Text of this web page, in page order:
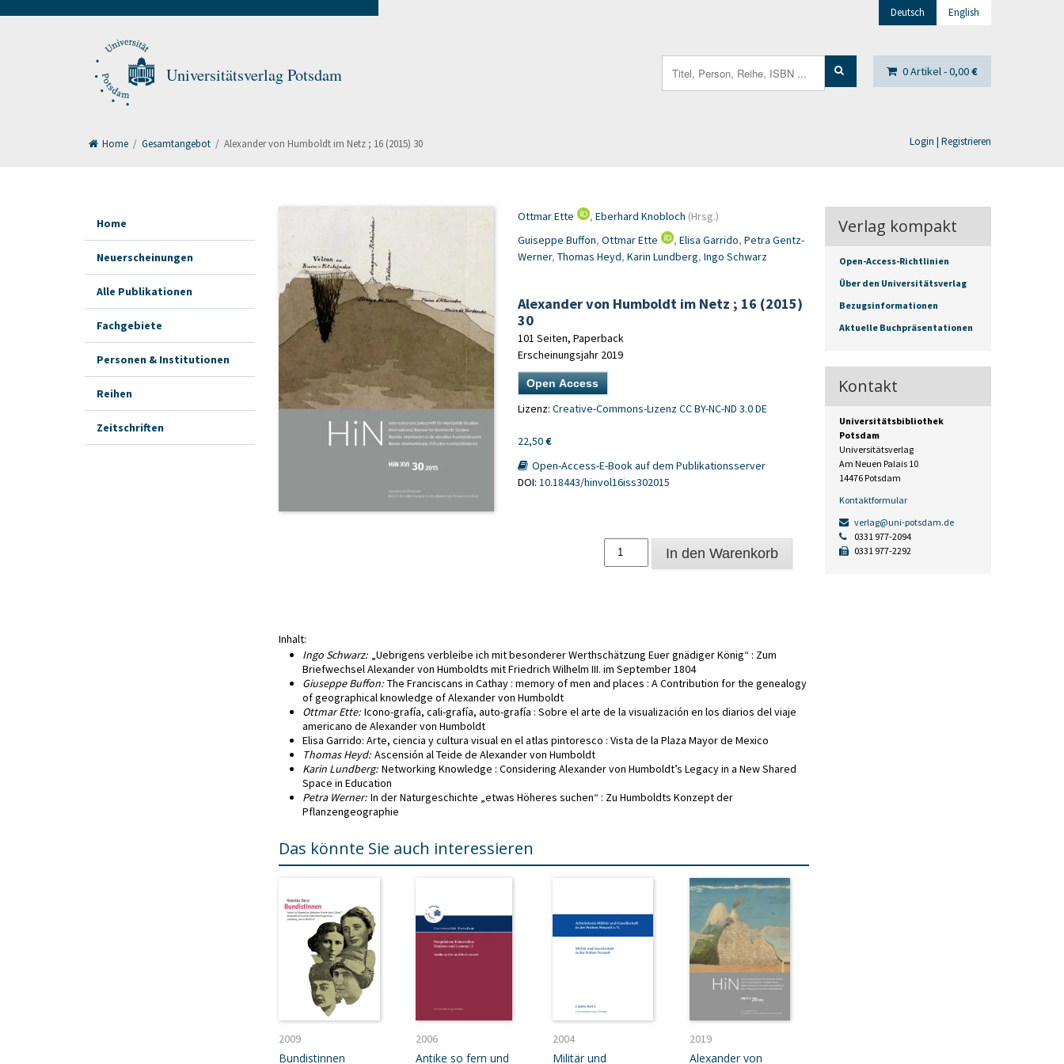
Universitätsverlag Potsdam
Deutsch English
0 Artikel -0,00€
Login | Registrieren
for:
Home / Gesamtangebot / Alexander von Humboldt im Netz ; 16 (2015) 30
Ottmar Ette , Eberhard Knobloch (Hrsg.)
Guiseppe Buffon, Ottmar Ette , Elisa Garrido, Petra Gentz-
Werner, Thomas Heyd, Karin Lundberg, Ingo Schwarz
Alexander von Humboldt im Netz ; 16 (2015)
30
101 Seiten, Paperback
Erscheinungsjahr 2019
Open Access
Lizenz: Creative-Commons-Lizenz CC BY-NC-ND 3.0 DE
22,50€
Open-Access-E-Book auf dem Publikationsserver
DOI: 10.18443/hinvol16iss302015
Alexander
(2015)
30
In den Warenkorb
Inhalt:
Ingo Schwarz: „Uebrigens verbleibe ich mit besonderer Werthschätzung Euer gnädiger König“ : Zum
Briefwechsel Alexander von Humboldts mit Friedrich Wilhelm III. im September 1804
Giuseppe Buffon: The Franciscans in Cathay : memory of men and places : A Contribution for the genealogy
of geographical knowledge of Alexander von Humboldt
Ottmar Ette: Icono-grafía, cali-grafía, auto-grafía : Sobre el arte de la visualización en los diarios del viaje
americano de Alexander von Humboldt
Elisa Garrido: Arte, ciencia y cultura visual en el atlas pintoresco : Vista de la Plaza Mayor de Mexico
Thomas Heyd: Ascensión al Teide de Alexander von Humboldt
Karin Lundberg: Networking Knowledge : Considering Alexander von Humboldt’s Legacy in a New Shared
Space in Education
Petra Werner: In der Naturgeschichte „etwas Höheres suchen“ : Zu Humboldts Konzept der
Pflanzengeographie
Das könnte Sie auch interessieren
2009
Bundistinnen
2006
Antike so fern und
2004
Militär und
2019
Alexander von
Home
Neuerscheinungen
Alle Publikationen
Fachgebiete
Personen & Institutionen
Reihen
Zeitschriften
Verlag kompakt
Open-Access-Richtlinien
Über den Universitätsverlag
Bezugsinformationen
Aktuelle Buchpräsentationen
Kontakt
Universitätsbibliothek
Potsdam
Universitätsverlag
Am Neuen Palais 10
14476 Potsdam
Kontaktformular
verlag@uni-potsdam.de
0331 977-2094
0331 977-2292